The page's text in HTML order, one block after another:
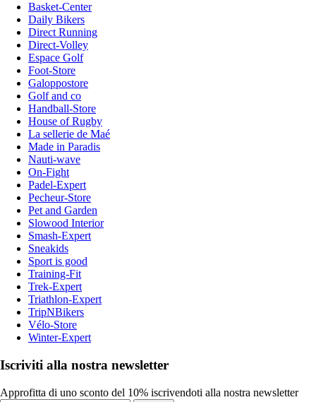
Basket-Center
Daily Bikers
Direct Running
Direct-Volley
Espace Golf
Foot-Store
Galoppostore
Golf and co
Handball-Store
House of Rugby
La sellerie de Maé
Made in Paradis
Nauti-wave
On-Fight
Padel-Expert
Pecheur-Store
Pet and Garden
Slowood Interior
Smash-Expert
Sneakids
Sport is good
Training-Fit
Trek-Expert
Triathlon-Expert
TripNBikers
Vélo-Store
Winter-Expert
Iscriviti alla nostra newsletter
Approfitta di uno sconto del 10% iscrivendoti alla nostra newsletter